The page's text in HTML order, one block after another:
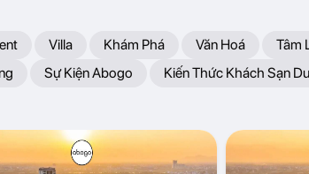
Villa Khám Phá Văn Hoá
Tâm
Sự Kiện Abogo
Kiến Thức Khách Sạn